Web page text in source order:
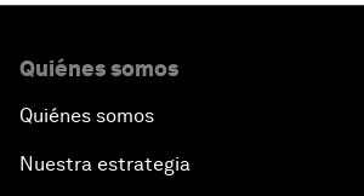
Quiénes somos
Quiénes somos
Nuestra estrategia